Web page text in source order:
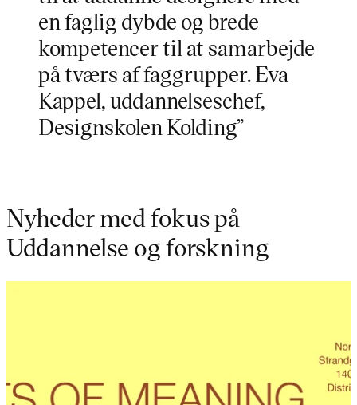
en faglig dybde og brede
kompetencer til at samarbejde
på tværs af faggrupper. Eva
Kappel, uddannelseschef,
Designskolen Kolding”
Nyheder med fokus på
Uddannelse og forskning